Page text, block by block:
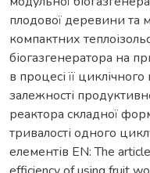
плодової деревини та
компактних
біогазгенератора на
в процесі її
залежності
реактора складної
тривалості одного
елементів EN: The